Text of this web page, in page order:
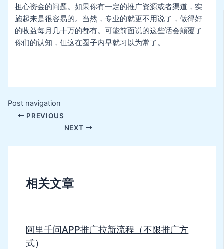
担心资金的问题。如果你有一定的推广资源或者渠道，实
施起来是很容易的。当然，专业的就更不用说了，做得好
的收益每月几十万的都有。可能前面说的这些话会颠覆了
你们的认知，但这在圈子内早就习以为常了。
Post navigation
PREVIOUS
NEXT
相关文章
阿里千问APP推广拉新流程（不限推广方
式）